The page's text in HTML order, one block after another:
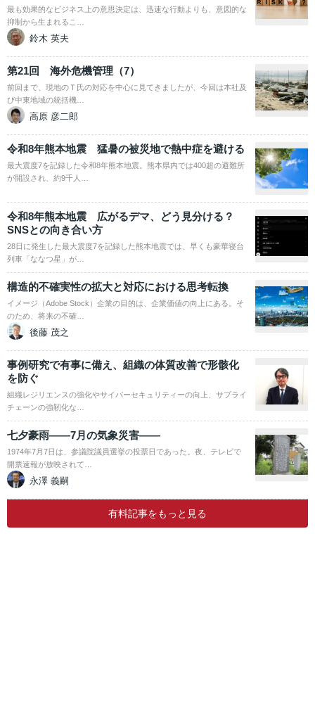
最も効果的なビジネス上の意思決定は、迅速な行動よりも、意図的な
抑制から生まれるこ…
鈴木 英夫
第21回 海外危機管理（7）
前回まで、現地のＴ氏の対応を中心に見てきましたが、今回は本社及
び中東地域の統括機…
高原 彦二郎
令和8年熊本地震 猛暑の被災地で熱中症を避ける
最大震度7を記録した令和8年熊本地震。熊本県内では400超の避難所
が開設され、約9千人…
令和8年熊本地震 広がるデマ、どう見分ける？
SNSとの向き合い方
28日に発生した最大震度7を記録した熊本地震では、早くも豪華寝台
列車「ななつ星」が…
構造的不確実性の拡大と対応における思考転換
イメージ（Adobe Stock）企業の目的は、企業価値の向上にある。そ
のため、将来の不確…
後藤 茂之
事例研究で有事に備え、組織の体質改善で形骸化
を防ぐ
組織レジリエンスの強化やサイバーセキュリティーの向上、サプライ
チェーンの強靭化な…
七夕豪雨――7月の気象災害――
1974年7月7日は、参議院議員選挙の投票日であった。夜、テレビで
開票速報が放映されて…
永澤 義嗣
有料記事をもっと見る